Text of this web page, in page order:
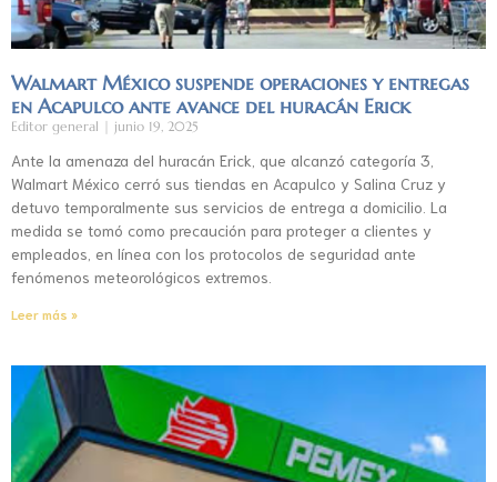
Walmart México suspende operaciones y entregas
en Acapulco ante avance del huracán Erick
Editor general junio 19, 2025
Ante la amenaza del huracán Erick, que alcanzó categoría 3,
Walmart México cerró sus tiendas en Acapulco y Salina Cruz y
detuvo temporalmente sus servicios de entrega a domicilio. La
medida se tomó como precaución para proteger a clientes y
empleados, en línea con los protocolos de seguridad ante
fenómenos meteorológicos extremos.
Leer más »